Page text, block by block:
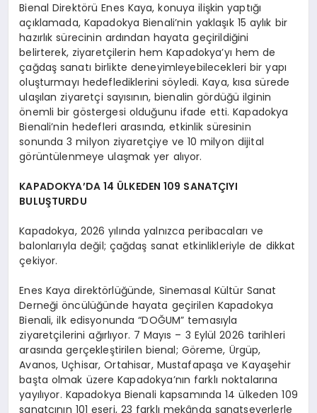
Bienal Direktörü Enes Kaya, konuya ilişkin yaptığı
açıklamada, Kapadokya Bienali’nin yaklaşık 15 aylık bir
hazırlık sürecinin ardından hayata geçirildiğini
belirterek, ziyaretçilerin hem Kapadokya’yı hem de
çağdaş sanatı birlikte deneyimleyebilecekleri bir yapı
oluşturmayı hedeflediklerini söyledi. Kaya, kısa sürede
ulaşılan ziyaretçi sayısının, bienalin gördüğü ilginin
önemli bir göstergesi olduğunu ifade etti. Kapadokya
Bienali’nin hedefleri arasında, etkinlik süresinin
sonunda 3 milyon ziyaretçiye ve 10 milyon dijital
görüntülenmeye ulaşmak yer alıyor.
KAPADOKYA’DA 14 ÜLKEDEN 109 SANATÇIYI
BULUŞTURDU
Kapadokya, 2026 yılında yalnızca peribacaları ve
balonlarıyla değil; çağdaş sanat etkinlikleriyle de dikkat
çekiyor.
Enes Kaya direktörlüğünde, Sinemasal Kültür Sanat
Derneği öncülüğünde hayata geçirilen Kapadokya
Bienali, ilk edisyonunda “DOĞUM” temasıyla
ziyaretçilerini ağırlıyor. 7 Mayıs – 3 Eylül 2026 tarihleri
arasında gerçekleştirilen bienal; Göreme, Ürgüp,
Avanos, Uçhisar, Ortahisar, Mustafapaşa ve Kayaşehir
başta olmak üzere Kapadokya’nın farklı noktalarına
yayılıyor. Kapadokya Bienali kapsamında 14 ülkeden 109
sanatçının 101 eseri, 23 farklı mekânda sanatseverlerle